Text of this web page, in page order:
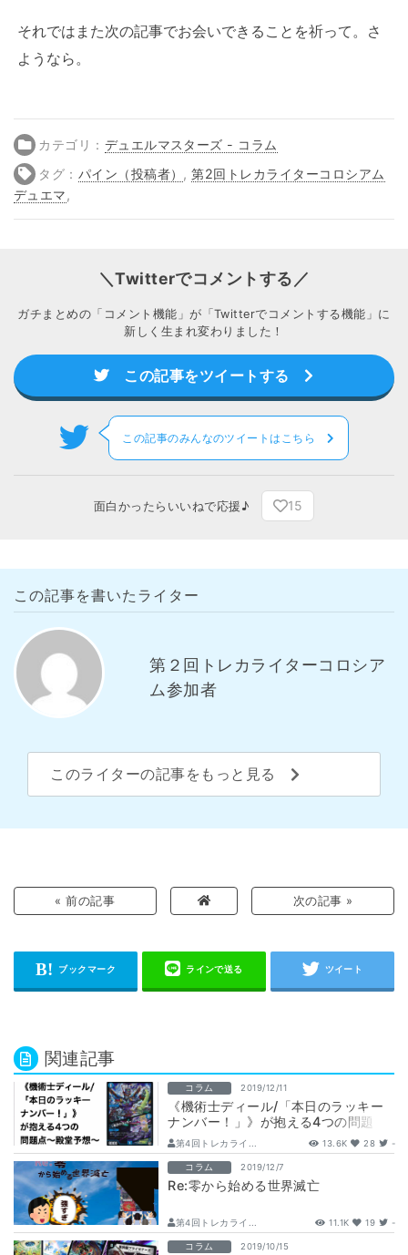
それではまた次の記事でお会いできることを祈って。さ
ようなら。
カテゴリ： デュエルマスターズ - コラム
タグ： パイン（投稿者） ,第2回トレカライターコロシアム
デュエマ ,
＼Twitterでコメントする／
ガチまとめの「コメント機能」が「Twitterでコメントする機能」に
新しく生まれ変わりました！
この記事をツイートする
この記事のみんなのツイートはこちら
面白かったらいいねで応援♪ 15
この記事を書いたライター
第２回トレカライターコロシア
ム参加者
このライターの記事をもっと見る
« 前の記事 次の記事 »
関連記事
コラム 2019/12/11
《機術士ディール/「本日のラッキー
ナンバー！」》が抱える4つの問題
点〜殿堂予想〜
第4回トレカライ... 13.6K 28 -
コラム 2019/12/7
Re:零から始める世界滅亡
第4回トレカライ... 11.1K 19 -
コラム 2019/10/15